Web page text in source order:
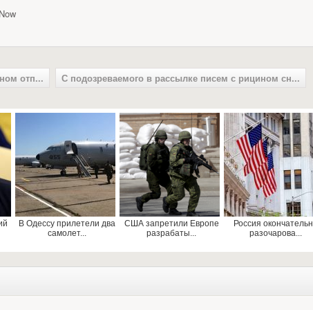
отп... С подозреваемого в рассылке писем с рицином сн...
В Одессу прилетели два
самолет...
США запретили Европе
разрабаты...
Россия
разочарова...